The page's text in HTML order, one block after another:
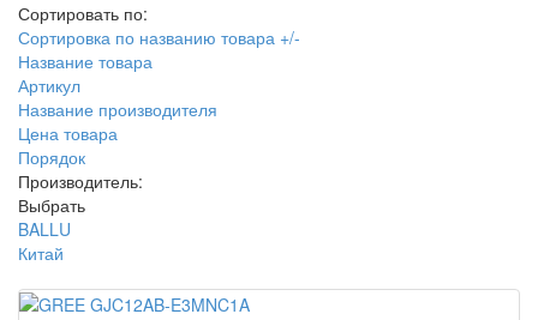
Сортировать по:
Сортировка по названию товара +/-
Название товара
Артикул
Название производителя
Цена товара
Порядок
Производитель:
Выбрать
BALLU
Китай